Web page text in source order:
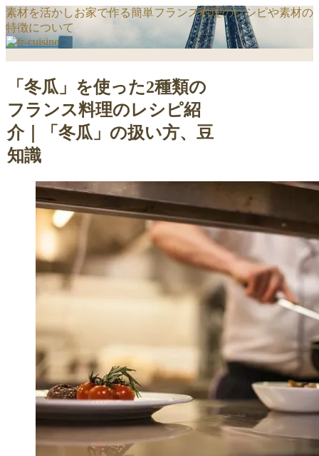
素材を活かしお家で作る簡単フランス料理のレシピや素材の
特徴について
「冬瓜」を使った2種類の
フランス料理のレシピ紹
介｜「冬瓜」の扱い方、豆
知識